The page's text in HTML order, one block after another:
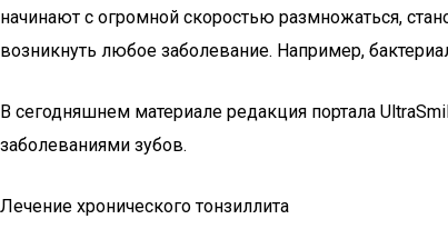
начинают с огромной скоростью размножаться,
возникнуть любое заболевание. Например,
В сегодняшнем материале редакция портала
заболеваниями зубов.
Лечение хронического тонзиллита